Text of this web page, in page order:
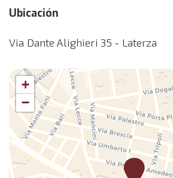
Cajero automático
Cama con altura accesible
Cama de matrimonio
Cama King-size
Camas dobles
Casa de un nivel
Champú
Check-in sin contacto
Chimenea
Ubicación
Via Dante Alighieri 35 - Laterza
+
−